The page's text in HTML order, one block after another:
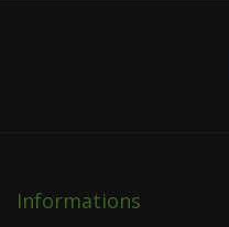
Informations